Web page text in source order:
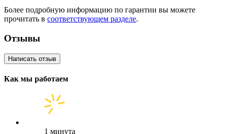
Более подробную информацию по гарантии вы можете
прочитать в соответствующем разделе.
Отзывы
Написать отзыв
Как мы работаем
1 минута